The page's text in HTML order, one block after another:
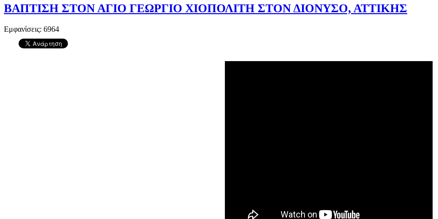
ΒΑΠΤΙΣΗ ΣΤΟΝ ΑΓΙΟ ΓΕΩΡΓΙΟ ΧΙΟΠΟΛΙΤΗ ΣΤΟΝ ΔΙΟΝΥΣΟ, ΑΤΤΙΚΗΣ
Εμφανίσεις: 6964